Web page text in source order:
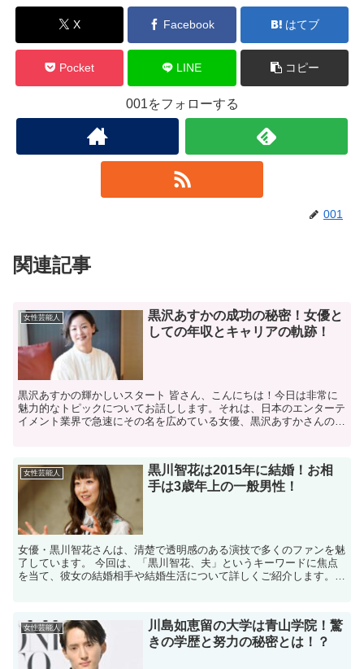
X Facebook はてブ
Pocket LINE コピー
001をフォローする
001
関連記事
女性芸能人
黒沢あすかの成功の秘密！女優と
しての年収とキャリアの軌跡！
黒沢あすかの輝かしいスタート 皆さん、こんにちは！今日は非常に
魅力的なトピックについてお話しします。それは、日本のエンターテ
イメント業界で急速にその名を広めている女優、黒沢あすかさんの成
女性芸能人
黒川智花は2015年に結婚！お相
手は3歳年上の一般男性！
女優・黒川智花さんは、清楚で透明感のある演技で多くのファンを魅
了しています。 今回は、「黒川智花、夫」というキーワードに焦点
を当て、彼女の結婚相手や結婚生活について詳しくご紹介します。
女性芸能人
川島如恵留の大学は青山学院！驚
きの学歴と努力の秘密とは！？